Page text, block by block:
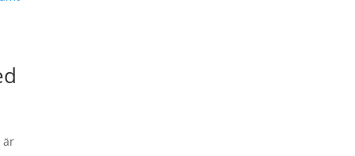
är